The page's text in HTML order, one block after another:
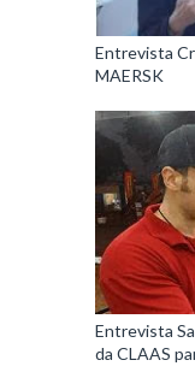
Entrevista
MAERSK
Entrevista
da CLAAS